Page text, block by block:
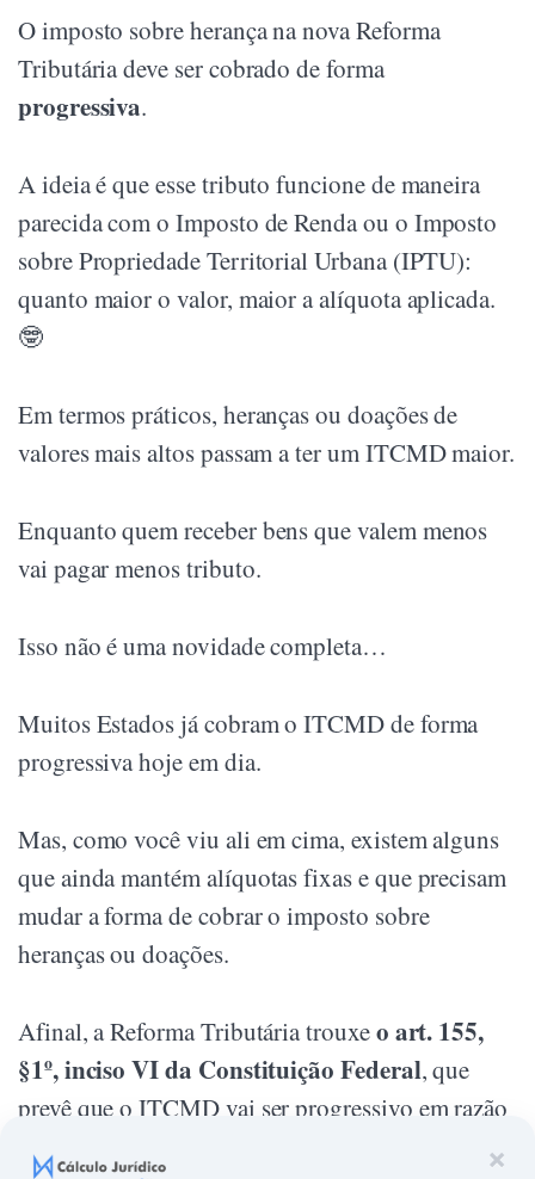
×
O imposto sobre herança na nova Reforma
Tributária deve ser cobrado de forma
progressiva.
A ideia é que esse tributo funcione de maneira
parecida com o Imposto de Renda ou o Imposto
sobre Propriedade Territorial Urbana (IPTU):
quanto maior o valor, maior a alíquota aplicada.
🤓
Em termos práticos, heranças ou doações de
valores mais altos passam a ter um ITCMD maior.
Enquanto quem receber bens que valem menos
vai pagar menos tributo.
Isso não é uma novidade completa…
Muitos Estados já cobram o ITCMD de forma
progressiva hoje em dia.
Mas, como você viu ali em cima, existem alguns
que ainda mantém alíquotas fixas e que precisam
mudar a forma de cobrar o imposto sobre
heranças ou doações.
Afinal, a Reforma Tributária trouxeo art. 155,
§1º, inciso VI da Constituição Federal, que
prevê que o ITCMD vai ser progressivo em razão
do valor: